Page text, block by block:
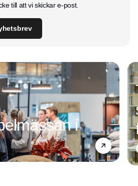
till att vi skickar e-post.
i